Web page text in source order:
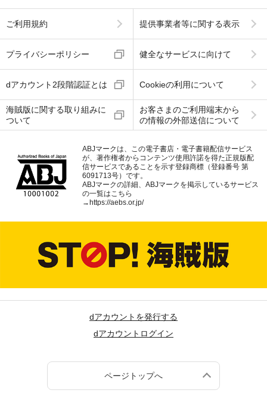
ご利用規約 提供事業者等に関する表示
プライバシーポリシー 健全なサービスに向けて
dアカウント2段階認証とは Cookieの利用について
海賊版に関する取り組みに
ついて
お客さまのご利用端末から
の情報の外部送信について
ABJマークは、この電子書店・電子書籍配信サービス
が、著作権者からコンテンツ使用許諾を得た正規版配
信サービスであることを示す登録商標（登録番号 第
6091713号）です。
ABJマークの詳細、ABJマークを掲示しているサービス
の一覧はこちら
→https://aebs.or.jp/
dアカウントを発行する
dアカウントログイン
ページトップへ